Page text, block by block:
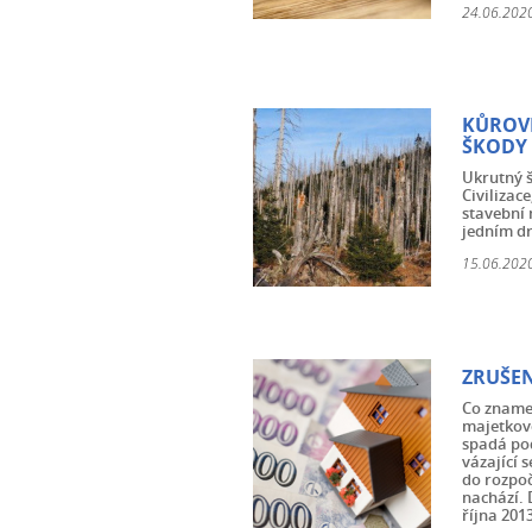
ŠKODY
Ukrutný
stavební
jedním
Co
spadá
vázající
do
nachází.
října